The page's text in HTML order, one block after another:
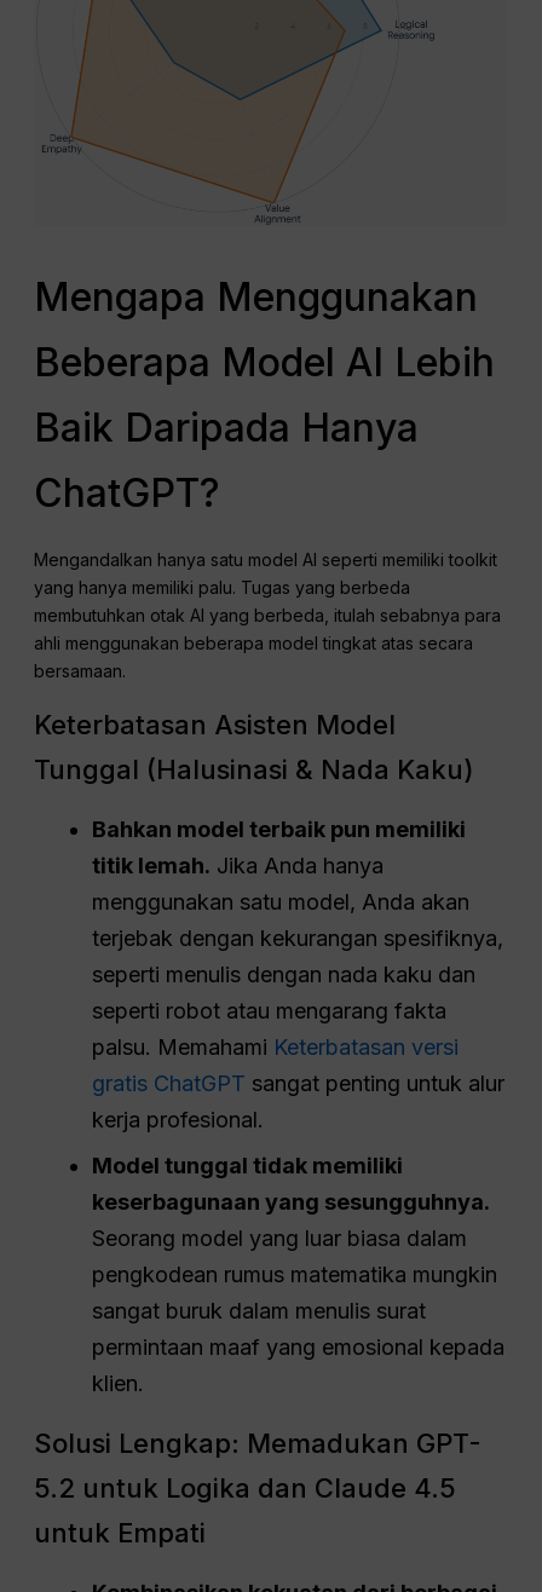
Mengapa Menggunakan
Beberapa Model AI Lebih
Baik Daripada Hanya
ChatGPT?
Mengandalkan hanya satu model AI seperti memiliki toolkit
yang hanya memiliki palu. Tugas yang berbeda
membutuhkan otak AI yang berbeda, itulah sebabnya para
ahli menggunakan beberapa model tingkat atas secara
bersamaan.
Keterbatasan Asisten Model
Tunggal (Halusinasi & Nada Kaku)
Bahkan model terbaik pun memiliki
titik lemah. Jika Anda hanya
menggunakan satu model, Anda akan
terjebak dengan kekurangan spesifiknya,
seperti menulis dengan nada kaku dan
seperti robot atau mengarang fakta
palsu. Memahami Keterbatasan versi
gratis ChatGPT sangat penting untuk alur
kerja profesional.
Model tunggal tidak memiliki
keserbagunaan yang sesungguhnya.
Seorang model yang luar biasa dalam
pengkodean rumus matematika mungkin
sangat buruk dalam menulis surat
permintaan maaf yang emosional kepada
klien.
Solusi Lengkap: Memadukan GPT-
5.2 untuk Logika dan Claude 4.5
untuk Empati